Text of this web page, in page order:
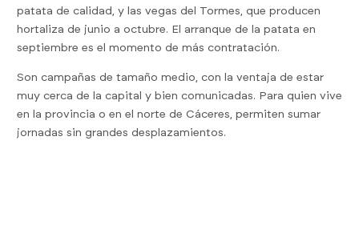
patata de calidad, y las vegas del Tormes, que producen
hortaliza de junio a octubre. El arranque de la patata en
septiembre es el momento de más contratación.
Son campañas de tamaño medio, con la ventaja de estar
muy cerca de la capital y bien comunicadas. Para quien vive
en la provincia o en el norte de Cáceres, permiten sumar
jornadas sin grandes desplazamientos.